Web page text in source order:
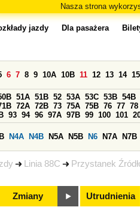
Nasza strona
Linia 88C Przystanek
jazdy Dla pasażera
6 7 8 9 10A 10B 11 12 13 14 15
51A 51B 52 53A 53C 53B 54B
72A 72B 73 75A 75B 76 77 78
93 94 96 97A 97B 99 100 101
N4A N4B N5A N5B N6 N7A N7B
Zmiany Utrudnienia